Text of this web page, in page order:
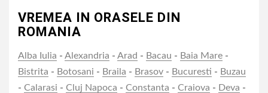
VREMEA IN ORASELE DIN
ROMANIA
Alba Iulia - Alexandria - Arad - Bacau - Baia Mare -
Bistrita - Botosani - Braila - Brasov - Bucuresti - Buzau
- Calarasi - Cluj Napoca - Constanta - Craiova - Deva -